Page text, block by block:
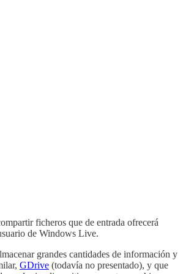
ficheros que de entrada ofrecerá
de Windows Live.
grandes cantidades de información y
GDrive (todavía no presentado), y que